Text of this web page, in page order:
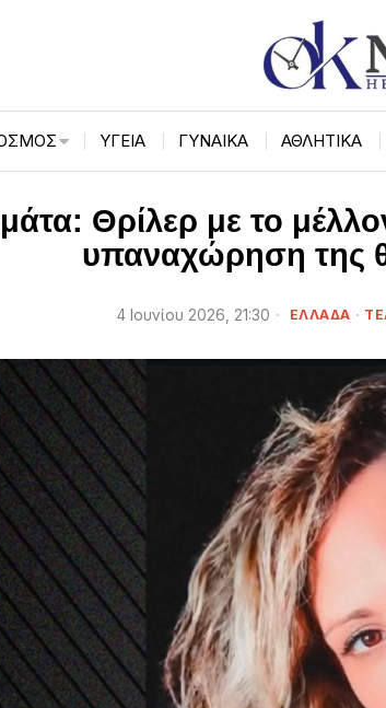
ΥΓΕΙΑ ΓΥΝΑΙΚΑ ΑΘΛΗΤΙΚΑ
Θρίλερ με το
υπαναχώρηση της
4 Ιουνίου 2026, 21:30 ΕΛΛΑΔΑ ·